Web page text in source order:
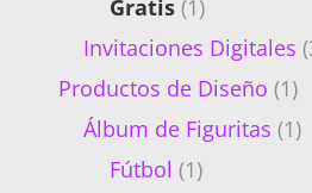
Gratis (1)
Invitaciones Digitales
Productos de Diseño (1)
Álbum de Figuritas (1)
Fútbol (1)